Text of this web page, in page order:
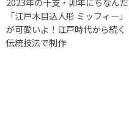
「江戸木目込人形 ミッフィー」
が可愛いよ！江戸時代から続く
伝統技法で制作